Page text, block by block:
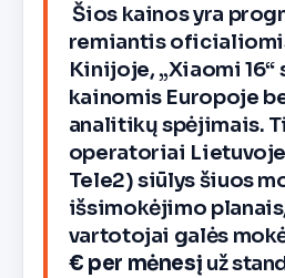
Šios kainos yra
remiantis
Kinijoje, „Xiaomi 16“
kainomis Europoje
analitikų spėjimais.
operatoriai
Tele2) siūlys šiuos
išsimokėjimo
vartotojai galės
€ per mėnesį už